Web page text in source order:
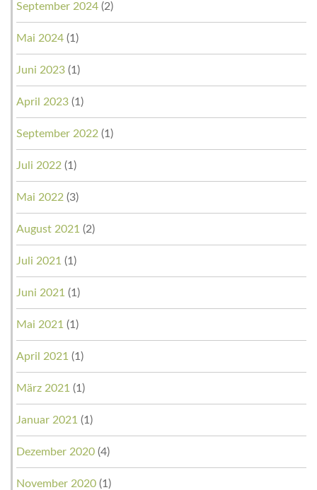
September 2024 (2)
Mai 2024 (1)
Juni 2023 (1)
April 2023 (1)
September 2022 (1)
Juli 2022 (1)
Mai 2022 (3)
August 2021 (2)
Juli 2021 (1)
Juni 2021 (1)
Mai 2021 (1)
April 2021 (1)
März 2021 (1)
Januar 2021 (1)
Dezember 2020 (4)
November 2020 (1)